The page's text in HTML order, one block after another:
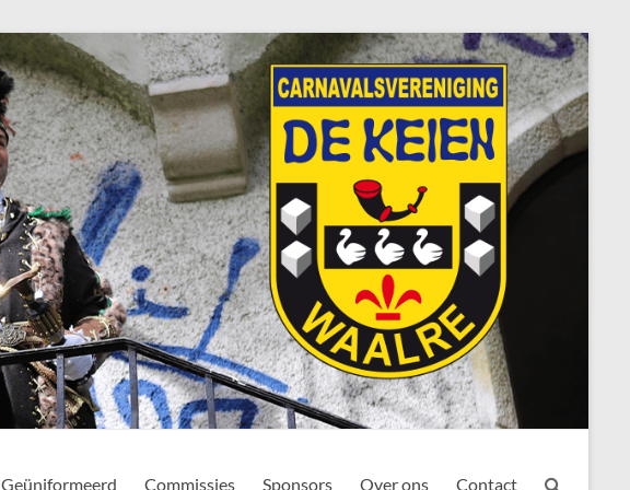
Geüniformeerd Commissies Sponsors Over ons Contact